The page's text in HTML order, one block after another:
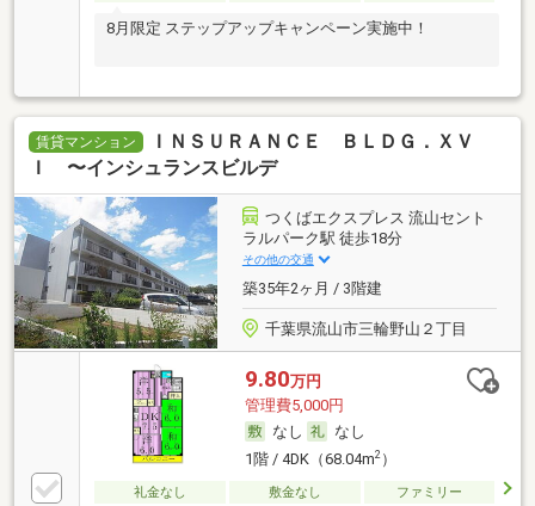
8月限定 ステップアップキャンペーン実施中！
賃貸マンション
ＩＮＳＵＲＡＮＣＥ ＢＬＤＧ．ＸＶ
Ｉ 〜インシュランスビルデ
つくばエクスプレス 流山セント
ラルパーク駅 徒歩18分
その他の交通
築35年2ヶ月 / 3階建
千葉県流山市三輪野山２丁目
9.80万円
管理費5,000円
なし
なし
1階 / 4DK（68.04m2）
礼金なし 敷金なし
ファミリー